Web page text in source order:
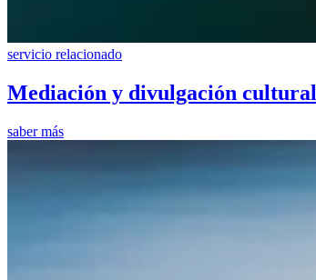
servicio relacionado
Mediación y divulgación cultural
saber más